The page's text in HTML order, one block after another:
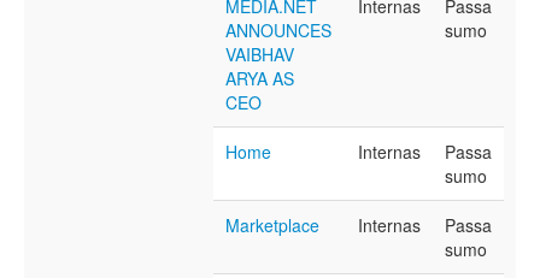
MEDIA.NET
ANNOUNCES
VAIBHAV
ARYA AS
CEO
Internas
Passa
sumo
Home Internas
Passa
sumo
Marketplace Internas
Passa
sumo